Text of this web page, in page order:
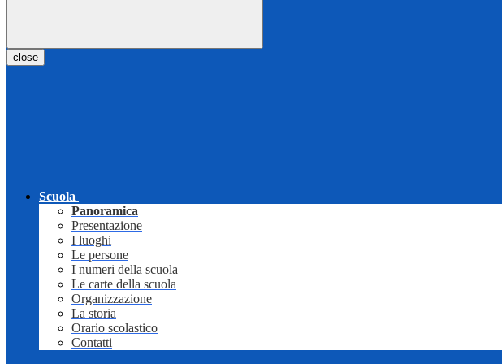
close
Scuola
Panoramica
Presentazione
I luoghi
Le persone
I numeri della scuola
Le carte della scuola
Organizzazione
La storia
Orario scolastico
Contatti